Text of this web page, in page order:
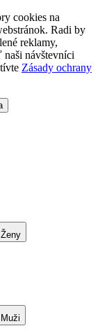
cookies na
Radi by
reklamy,
návštevníci
Zásady ochrany